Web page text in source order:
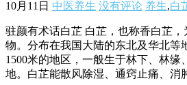
10月11日 中医养生 没有评论 养生,白
驻颜有术话白芷 白芷，也称香白芷
物。分布在我国大陆的东北及华北等
1500米的地区，一般生于林下、林缘
地。白芷能散风除湿、通窍止痛、消